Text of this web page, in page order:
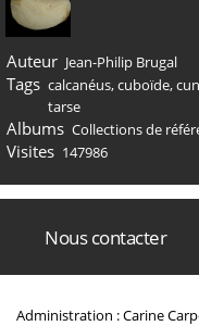
Auteur Jean-Philip Brugal
Tags calcanéus,cuboïde,
tarse
Albums Collections de
Visites 147986
Nous contacter
Administration : Carine